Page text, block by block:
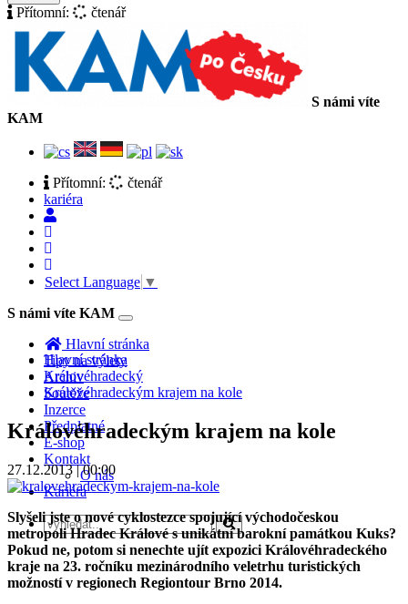
Přítomní: čtenář
S námi víte
KAM
Přítomní:
čtenář
kariéra
Select Language ▼
S námi víte KAM
Toggle
navigation
Hlavní stránka
Tipy na výlety
Archiv
Soutěže
Inzerce
Předplatné
E-shop
Kontakt
O nás
Kariéra
Hlavní stránka
Královéhradecký
Královéhradeckým krajem na kole
Královéhradeckým krajem na kole
27.12.2013 | 00:00
Slyšeli jste o nové cyklostezce spojující východočeskou
metropoli Hradec Králové s unikátní barokní památkou Kuks?
Pokud ne, potom si nenechte ujít expozici Královéhradeckého
kraje na 23. ročníku mezinárodního veletrhu turistických
možností v regionech Regiontour Brno 2014.